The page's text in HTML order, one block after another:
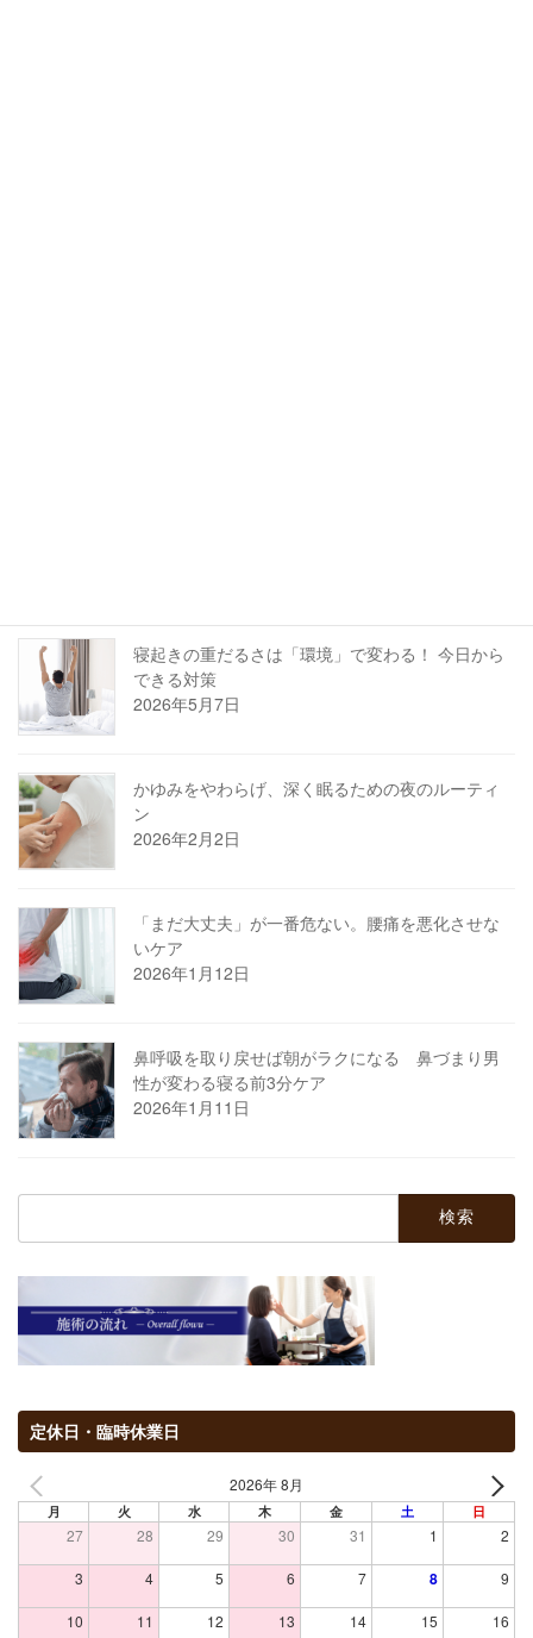
寝起きの重だるさは「環境」で変わる！ 今日から
できる対策
2026年5月7日
かゆみをやわらげ、深く眠るための夜のルーティ
ン
2026年2月2日
「まだ大丈夫」が一番危ない。腰痛を悪化させな
いケア
2026年1月12日
鼻呼吸を取り戻せば朝がラクになる 鼻づまり男
性が変わる寝る前3分ケア
2026年1月11日
検
定休日・臨時休業日
2026年 8月
月 火 水 木 金 土 日
27 28 29 30 31 1 2
3 4 5 6 7 8 9
10 11 12 13 14 15 16